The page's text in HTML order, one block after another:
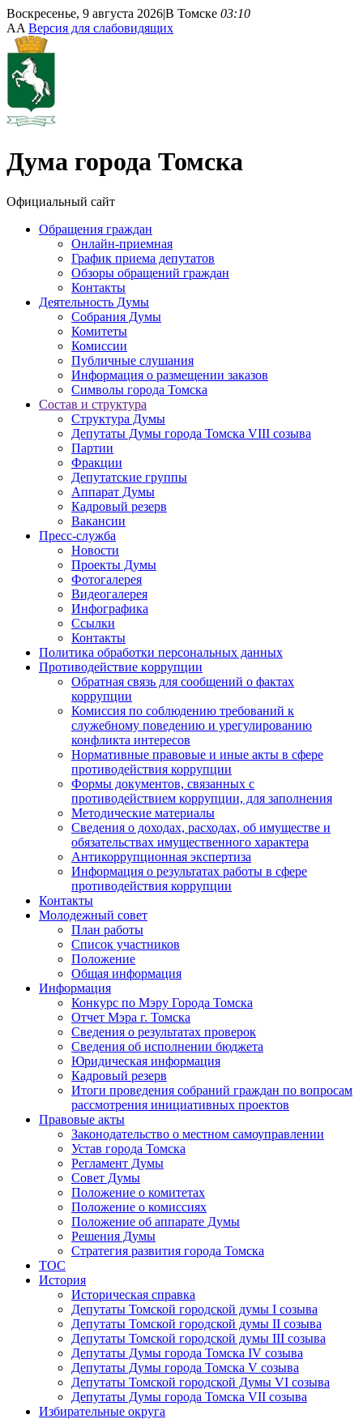
Воскресенье, 9 августа 2026|В Томске 03:10
AA Версия для слабовидящих
Дума города Томска
Официальный сайт
Обращения граждан
Онлайн-приемная
График приема депутатов
Обзоры обращений граждан
Контакты
Деятельность Думы
Собрания Думы
Комитеты
Комиссии
Публичные слушания
Информация о размещении заказов
Символы города Томска
Состав и структура
Структура Думы
Депутаты Думы города Томска VIII созыва
Партии
Фракции
Депутатские группы
Аппарат Думы
Кадровый резерв
Вакансии
Пресс-служба
Новости
Проекты Думы
Фотогалерея
Видеогалерея
Инфографика
Ссылки
Контакты
Политика обработки персональных данных
Прoтивoдeйствие кoрpупции
Обратная связь для сообщений о фактах
коррупции
Комиссия по соблюдению требований к
служебному поведению и урегулированию
конфликта интересов
Нормативные правовые и иные акты в сфере
противодействия коррупции
Формы документов, связанных с
противодействием коррупции, для заполнения
Методические материалы
Сведения о доходах, расходах, об имуществе и
обязательствах имущественного характера
Антикоррупционная экспертиза
Информация о результатах работы в сфере
противодействия коррупции
Контакты
Молодежный совет
План работы
Список участников
Положение
Общая информация
Информация
Конкурс по Мэру Города Томска
Отчет Мэра г. Томска
Сведения о результатах проверок
Сведения об исполнении бюджета
Юридическая информация
Кадровый резерв
Итоги проведения собраний граждан по вопросам
рассмотрения инициативных проектов
Правовые акты
Законодательство о местном самоуправлении
Устав города Томска
Регламент Думы
Совет Думы
Положение о комитетах
Положение о комиссиях
Положение об аппарате Думы
Решения Думы
Стратегия развития города Томска
ТОС
История
Историческая справка
Депутаты Томской городской думы I созыва
Депутаты Томской городской думы II созыва
Депутаты Томской городской думы III созыва
Депутаты Думы города Томска IV созыва
Депутаты Думы города Томска V созыва
Депутаты Томской городской Думы VI созыва
Депутаты Думы города Томска VII созыва
Избирательные округа